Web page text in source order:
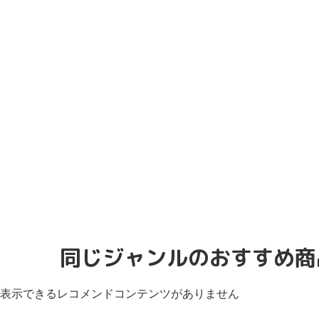
同じジャンルのおすすめ
表示できるレコメンドコンテンツがありません